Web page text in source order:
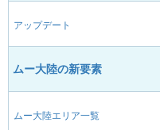
アップデート
ムー大陸の新要素
ムー大陸エリア一覧